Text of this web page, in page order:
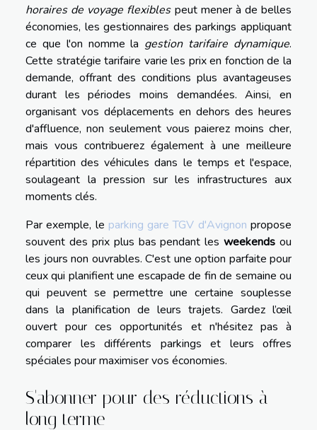
horaires de voyage flexiblespeut mener à de belles
économies, les gestionnaires des parkings appliquant
ce que l'on nomme la gestion tarifaire dynamique.
Cette stratégie tarifaire varie les prix en fonction de la
demande, offrant des conditions plus avantageuses
durant les périodes moins demandées. Ainsi, en
organisant vos déplacements en dehors des heures
d'affluence, non seulement vous paierez moins cher,
mais vous contribuerez également à une meilleure
répartition des véhicules dans le temps et l'espace,
soulageant la pression sur les infrastructures aux
moments clés.
Par exemple, le parking gare TGV d'Avignon propose
souvent des prix plus bas pendant lesweekends ou
les jours non ouvrables. C'est une option parfaite pour
ceux qui planifient une escapade de fin de semaine ou
qui peuvent se permettre une certaine souplesse
dans la planification de leurs trajets. Gardez l’œil
ouvert pour ces opportunités et n'hésitez pas à
comparer les différents parkings et leurs offres
spéciales pour maximiser vos économies.
S'abonner pour des réductions à
long terme